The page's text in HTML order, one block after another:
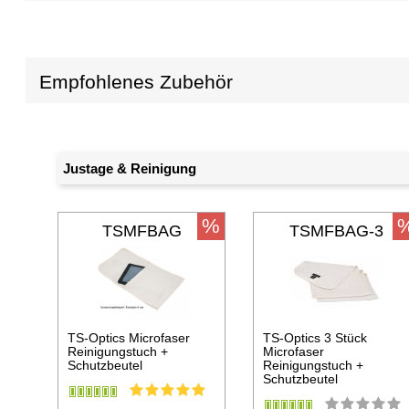
Empfohlenes Zubehör
Justage & Reinigung
TSMFBAG
TS-Optics Microfaser
Reinigungstuch +
Schutzbeutel
% TSMFBAG-3
TS-Optics 3 Stück
Microfaser
Reinigungstuch +
Schutzbeutel